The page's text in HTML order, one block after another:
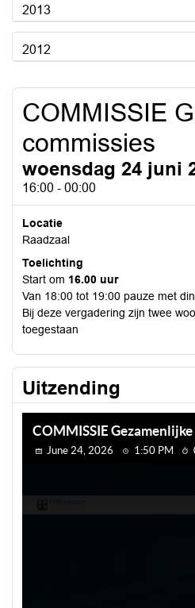
2013
2012
COMMISSIE
commissies
woensdag 24 juni
16:00 - 00:00
Locatie
Raadzaal
Toelichting
Start om 16.00 uur
Van 18:00 tot 19:00 pauze met
Bij deze vergadering zijn twee
toegestaan
Uitzending